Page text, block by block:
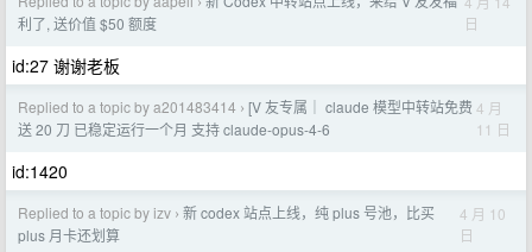
利了, 送价值 $50 额度
日
id:27 谢谢老板
Replied to a topic by a201483414 › [V 友专属｜ claude 模型中转站免费
送 20 刀 已稳定运行一个月 支持 claude-opus-4-6
4 月
11 日
id:1420
Replied to a topic by izv › 新 codex 站点上线，纯 plus 号池，比买
plus 月卡还划算
4 月 10
日